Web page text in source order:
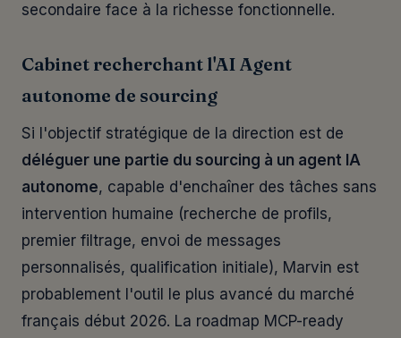
secondaire face à la richesse fonctionnelle.
Cabinet recherchant l'AI Agent
autonome de sourcing
Si l'objectif stratégique de la direction est de
déléguer une partie du sourcing à un agent IA
autonome, capable d'enchaîner des tâches sans
intervention humaine (recherche de profils,
premier filtrage, envoi de messages
personnalisés, qualification initiale), Marvin est
probablement l'outil le plus avancé du marché
français début 2026. La roadmap MCP-ready